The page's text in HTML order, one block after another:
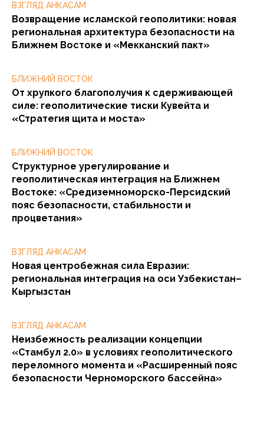
ВЗГЛЯД АНКАСАМ
Возвращение исламской геополитики: новая
региональная архитектура безопасности на
Ближнем Востоке и «Мекканский пакт»
БЛИЖНИЙ ВОСТОК
От хрупкого благополучия к сдерживающей
силе: геополитические тиски Кувейта и
«Стратегия щита и моста»
БЛИЖНИЙ ВОСТОК
Структурное урегулирование и
геополитическая интеграция на Ближнем
Востоке: «Средиземноморско-Персидский
пояс безопасности, стабильности и
процветания»
ВЗГЛЯД АНКАСАМ
Новая центробежная сила Евразии:
региональная интеграция на оси Узбекистан–
Кыргызстан
ВЗГЛЯД АНКАСАМ
Неизбежность реализации концепции
«Стамбул 2.0» в условиях геополитического
переломного момента и «Расширенный пояс
безопасности Черноморского бассейна»